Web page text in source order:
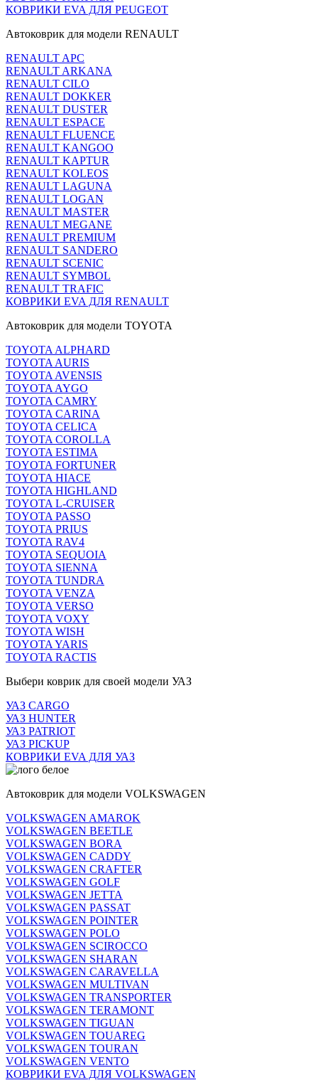
КОВРИКИ EVA ДЛЯ PEUGEOT
Автоковрик для модели RENAULT
RENAULT APC
RENAULT ARKANA
RENAULT CILO
RENAULT DOKKER
RENAULT DUSTER
RENAULT ESPACE
RENAULT FLUENCE
RENAULT KANGOO
RENAULT KAPTUR
RENAULT KOLEOS
RENAULT LAGUNA
RENAULT LOGAN
RENAULT MASTER
RENAULT MEGANE
RENAULT PREMIUM
RENAULT SANDERO
RENAULT SCENIC
RENAULT SYMBOL
RENAULT TRAFIC
КОВРИКИ EVA ДЛЯ RENAULT
Автоковрик для модели TOYOTA
TOYOTA ALPHARD
TOYOTA AURIS
TOYOTA AVENSIS
TOYOTA AYGO
TOYOTA CAMRY
TOYOTA CARINA
TOYOTA CELICA
TOYOTA COROLLA
TOYOTA ESTIMA
TOYOTA FORTUNER
TOYOTA HIACE
TOYOTA HIGHLAND
TOYOTA L-CRUISER
TOYOTA PASSO
TOYOTA PRIUS
TOYOTA RAV4
TOYOTA SEQUOIA
TOYOTA SIENNA
TOYOTA TUNDRA
TOYOTA VENZA
TOYOTA VERSO
TOYOTA VOXY
TOYOTA WISH
TOYOTA YARIS
TOYOTA RACTIS
Выбери коврик для своей модели УАЗ
УАЗ CARGO
УАЗ HUNTER
УАЗ PATRIOT
УАЗ PICKUP
КОВРИКИ EVA ДЛЯ УАЗ
Автоковрик для модели VOLKSWAGEN
VOLKSWAGEN AMAROK
VOLKSWAGEN BEETLE
VOLKSWAGEN BORA
VOLKSWAGEN CADDY
VOLKSWAGEN CRAFTER
VOLKSWAGEN GOLF
VOLKSWAGEN JETTA
VOLKSWAGEN PASSAT
VOLKSWAGEN POINTER
VOLKSWAGEN POLO
VOLKSWAGEN SCIROCCO
VOLKSWAGEN SHARAN
VOLKSWAGEN CARAVELLA
VOLKSWAGEN MULTIVAN
VOLKSWAGEN TRANSPORTER
VOLKSWAGEN TERAMONT
VOLKSWAGEN TIGUAN
VOLKSWAGEN TOUAREG
VOLKSWAGEN TOURAN
VOLKSWAGEN VENTO
КОВРИКИ EVA ДЛЯ VOLKSWAGEN